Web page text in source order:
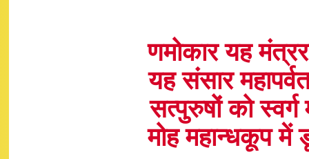
णमोकार यह
यह संसार
सत्पुरुषों को
मोह महान्धकूप में